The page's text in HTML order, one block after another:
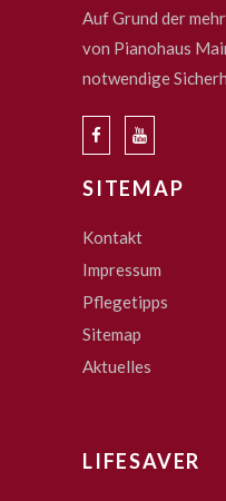
Auf Grund der
von Pianohaus
notwendige
SITEMAP
Kontakt
Impressum
Pflegetipps
Sitemap
Aktuelles
LIFESAVER